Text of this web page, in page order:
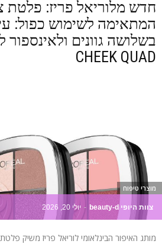
חדש מלוריאל פריז: פלטת
המתאימה לשימוש כפול:
CHEEK QUAD
צוות היופי beauty-d - יולי 20, 2026
מוצרי טיפוח
מותג האיפור הבינלאומי לוריאל פריז משיק